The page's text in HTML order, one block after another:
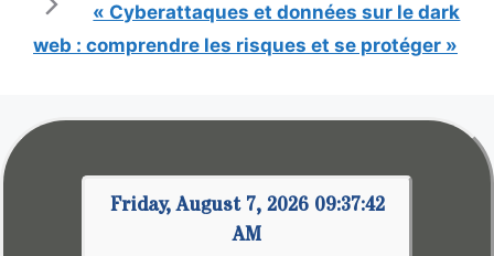
« Cyberattaques et données sur le dark
web : comprendre les risques et se protéger »
Friday, August 7, 2026 09:37:43
AM